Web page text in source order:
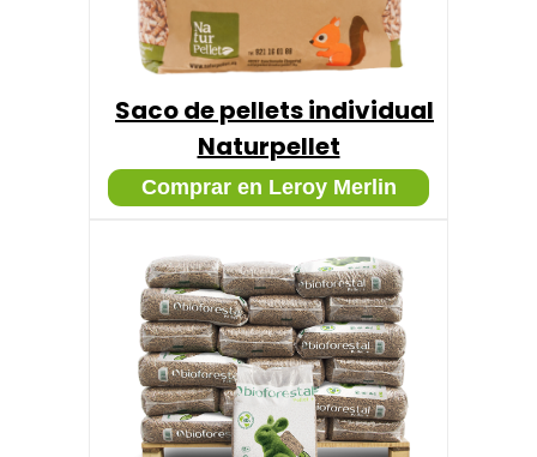
Saco de pellets individual
Naturpellet
Comprar en Leroy Merlin